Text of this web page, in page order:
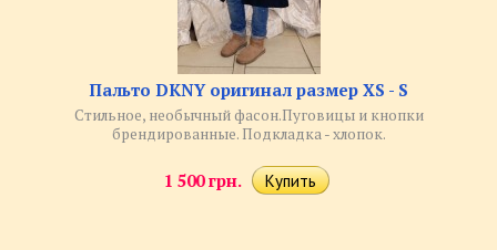
Пальто DKNY оригинал размер XS - S
Стильное, необычный фасон.Пуговицы и кнопки
брендированные. Подкладка - хлопок.
1 500 грн.